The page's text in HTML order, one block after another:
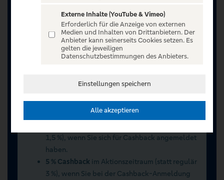
Jetzt anmelden oder registrieren
Unser Ticketangebot ist exklusiv Kunden der
Volksbanken Raiffeisenbanken vorbehalten.
1,5 %), wenn Sie sich für Cashback angemeldet
haben.
5 % Cashback im Aktionszeitraum (statt regulär
3 %), wenn Sie bei der Cashback-Anmeldung
Externe Inhalte (YouTube & Vimeo)
Erforderlich für die Anzeige von externen
Medien und Inhalten von Drittanbietern. Der
Anbieter kann seinerseits Cookies setzen. Es
gelten die jeweiligen
Datenschutzbestimmungen des Anbieters.
Einstellungen speichern
Alle akzeptieren